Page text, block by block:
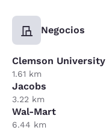
Negocios
Clemson University
1.61 km
Jacobs
3.22 km
Wal-Mart
6.44 km